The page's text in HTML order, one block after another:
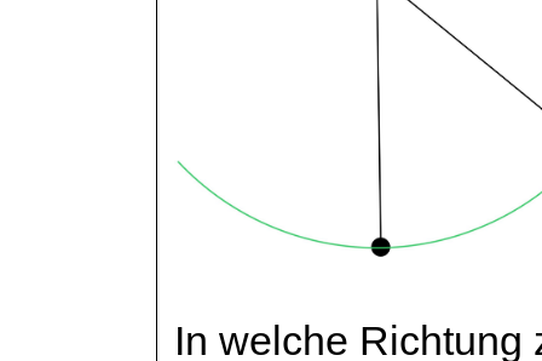
In welche Richtung